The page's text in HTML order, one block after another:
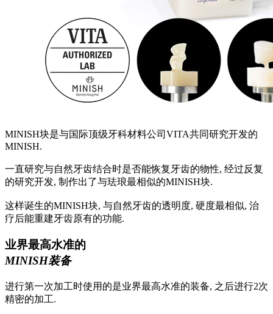
MINISH块是与国际顶级牙科材料公司VITA共同研究开发的
MINISH.
一直研究与自然牙齿结合时是否能恢复牙齿的物性, 经过反复
的研究开发, 制作出了与珐琅最相似的MINISH块.
这样诞生的MINISH块, 与自然牙齿的透明度, 硬度最相似, 治
疗后能重建牙齿原有的功能.
业界最高水准的
MINISH装备
进行第一次加工时使用的是业界最高水准的装备, 之后进行2次
精密的加工.